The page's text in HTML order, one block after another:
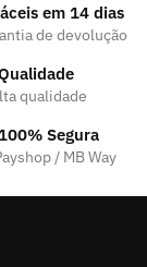
em 14 dias
de devolução
qualidade
Segura
/ MB Way